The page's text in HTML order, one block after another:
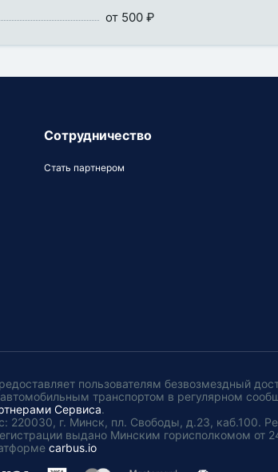
от 500 ₽
Сотрудничество
Стать партнером
пользователям безвозмездный
транспортом в регулярном
Сервиса.
220030, г. Минск, пл. Свободы, д.23, каб.100.
выдано Минским горисполкомом от
carbus.io